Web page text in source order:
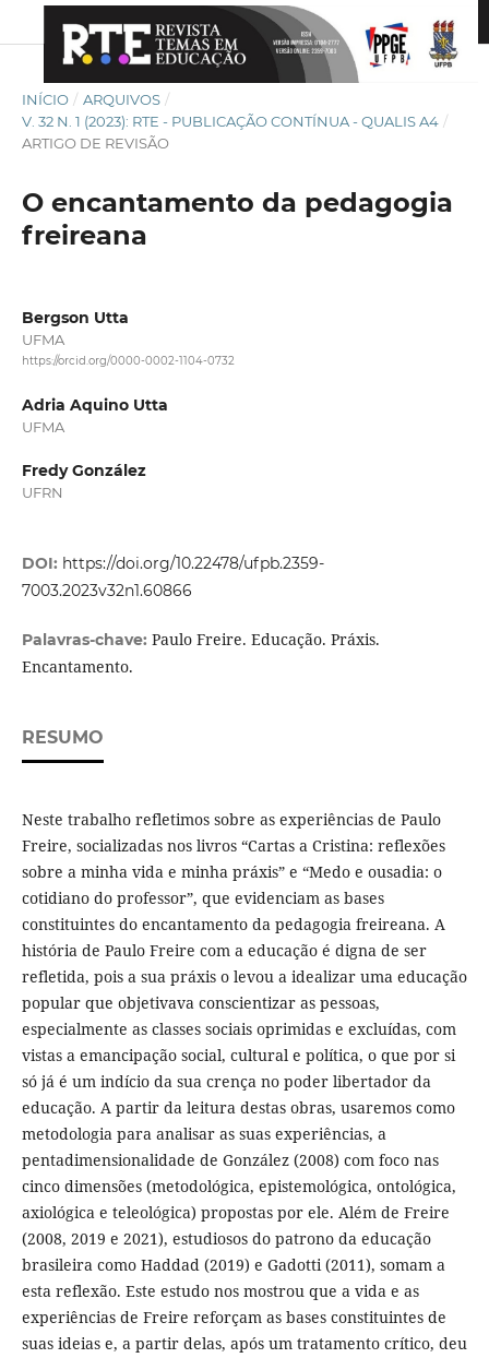
INÍCIO / ARQUIVOS /
V. 32 N. 1 (2023): RTE - PUBLICAÇÃO CONTÍNUA - QUALIS A4 /
ARTIGO DE REVISÃO
O encantamento da pedagogia
freireana
Bergson Utta
UFMA
https://orcid.org/0000-0002-1104-0732
Adria Aquino Utta
UFMA
Fredy González
UFRN
DOI: https://doi.org/10.22478/ufpb.2359-
7003.2023v32n1.60866
Palavras-chave: Paulo Freire. Educação. Práxis.
Encantamento.
RESUMO
Neste trabalho refletimos sobre as experiências de Paulo
Freire, socializadas nos livros “Cartas a Cristina: reflexões
sobre a minha vida e minha práxis” e “Medo e ousadia: o
cotidiano do professor”, que evidenciam as bases
constituintes do encantamento da pedagogia freireana. A
história de Paulo Freire com a educação é digna de ser
refletida, pois a sua práxis o levou a idealizar uma educação
popular que objetivava conscientizar as pessoas,
especialmente as classes sociais oprimidas e excluídas, com
vistas a emancipação social, cultural e política, o que por si
só já é um indício da sua crença no poder libertador da
educação. A partir da leitura destas obras, usaremos como
metodologia para analisar as suas experiências, a
pentadimensionalidade de González (2008) com foco nas
cinco dimensões (metodológica, epistemológica, ontológica,
axiológica e teleológica) propostas por ele. Além de Freire
(2008, 2019 e 2021), estudiosos do patrono da educação
brasileira como Haddad (2019) e Gadotti (2011), somam a
esta reflexão. Este estudo nos mostrou que a vida e as
experiências de Freire reforçam as bases constituintes de
suas ideias e, a partir delas, após um tratamento crítico, deu